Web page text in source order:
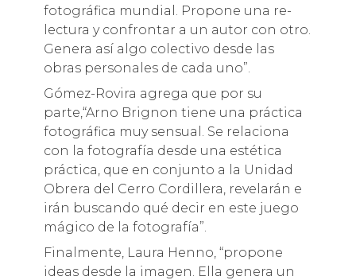
fotográfica mundial. Propone una re-
lectura y confrontar a un autor con otro.
Genera así algo colectivo desde las
obras personales de cada uno”.
Gómez-Rovira agrega que por su
parte,“Arno Brignon tiene una práctica
fotográfica muy sensual. Se relaciona
con la fotografía desde una estética
práctica, que en conjunto a la Unidad
Obrera del Cerro Cordillera, revelarán e
irán buscando qué decir en este juego
mágico de la fotografía”.
Finalmente, Laura Henno, “propone
ideas desde la imagen. Ella genera un